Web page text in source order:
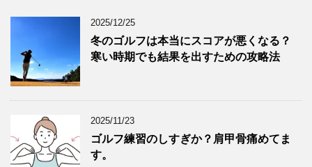
2025/12/25
冬のゴルフは本当にスコアが悪くなる？
寒い時期でも結果を出すための攻略法
2025/11/23
ゴルフ練習のしすぎか？肩甲骨痛めてま
す。